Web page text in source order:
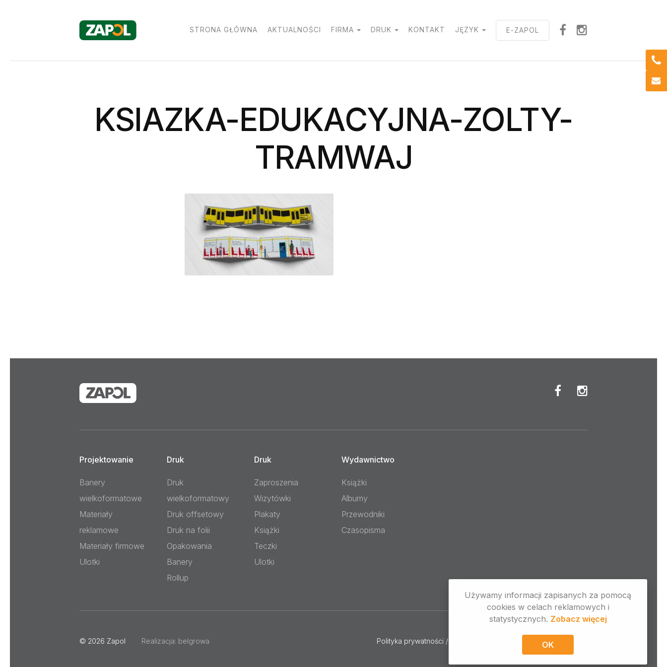
STRONA GŁÓWNA AKTUALNOŚCI FIRMA DRUK KONTAKT JĘZYK E-ZAPOL
KSIAZKA-EDUKACYJNA-ZOLTY-
TRAMWAJ
Projektowanie
Banery
wielkoformatowe
Materiały
reklamowe
Materiały firmowe
Ulotki
Druk
Druk
wielkoformatowy
Druk offsetowy
Druk na folii
Opakowania
Banery
Rollup
Druk
Zaproszenia
Wizytówki
Plakaty
Książki
Teczki
Ulotki
Wydawnictwo
Książki
Albumy
Przewodniki
Czasopisma
© 2026 Zapol Realizacja: belgrowa Polityka prywatności / RODO / Pliki cookies Zgłoś nadużycie
Używamy informacji zapisanych za pomocą
cookies w celach reklamowych i
statystycznych. Zobacz więcej
OK